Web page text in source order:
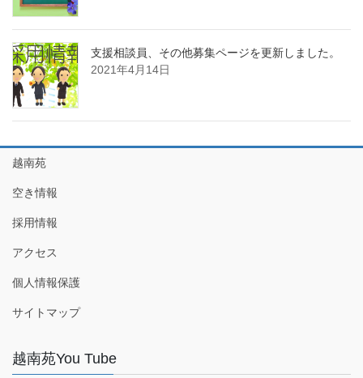
支援相談員、その他募集ページを更新しました。
2021年4月14日
越南苑
空き情報
採用情報
アクセス
個人情報保護
サイトマップ
越南苑You Tube